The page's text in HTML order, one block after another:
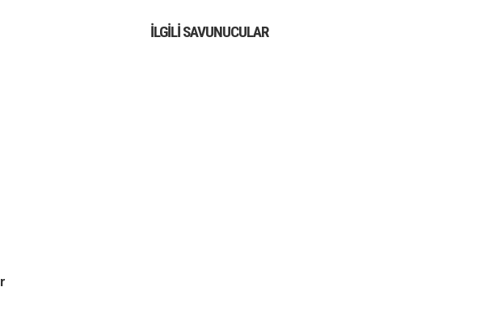
İLGILI SAVUNUCULAR